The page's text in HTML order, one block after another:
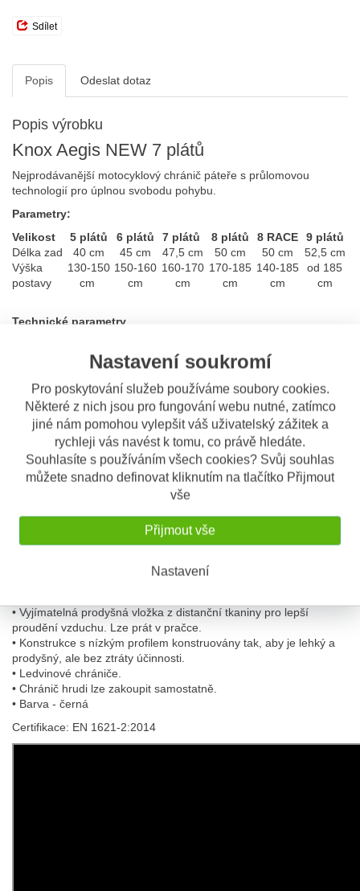
Nastavení soukromí
Pro poskytování služeb používáme soubory cookies.
Některé z nich jsou pro fungování webu nutné, zatímco
jiné nám pomohou vylepšit váš uživatelský zážitek a
rychleji vás navést k tomu, co právě hledáte.
Souhlasíte s používáním všech cookies? Svůj souhlas
můžete snadno definovat kliknutím na tlačítko Přijmout
vše
Přijmout vše
Nastavení
Sdílet
Popis Odeslat dotaz
Popis výrobku
Knox Aegis NEW 7 plátů
Nejprodávanější motocyklový chránič páteře s průlomovou
technologií pro úplnou svobodu pohybu.
Parametry:
Velikost
5 plátů 6 plátů 7 plátů 8 plátů 8 RACE
9 plátů
Délka zad
40 cm 45 cm 47,5 cm 50 cm 50 cm
52,5 cm
Výška
postavy
130-150
cm
150-160
cm
160-170
cm
170-185
cm
140-185
cm
od 185
cm
Technické parametry
• Certifikováno CE na motocykl chrániče standardní EN 1621-
2:2014. Prochází testy až při -20 ° C takže je vhodný pro použití v
nízkých teplotách.
• Multifunkční využití chránič páteře pro jezdce motocyklů a jiných
sportů, lyžování, horská kola…
• Flexibilní pohyblivost chrániče, zajišťuje maximální pokrytí zad.
•Aegis má vynikající systém vzduchové ventilace.
• Technologie větrání pro lepší proudění vzduchu, aby nedošlo
k propocení.
• Inovace 2014 - další EVA pěna na vnitřní straně pro větší výkon
nastavení.
• Extra přidané boční popruhy zajišťují bezpečné uchycení
• Vyjímatelná prodyšná vložka z distanční tkaniny pro lepší
proudění vzduchu. Lze prát v pračce.
• Konstrukce s nízkým profilem konstruovány tak, aby je lehký a
prodyšný, ale bez ztráty účinnosti.
• Ledvinové chrániče.
• Chránič hrudi lze zakoupit samostatně.
• Barva - černá
Certifikace: EN 1621-2:2014